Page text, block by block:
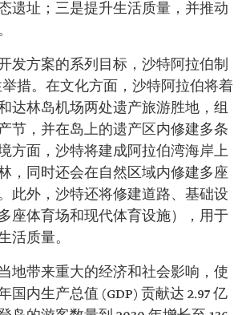
遗址；三是提升生活质量，并推动
发方案的系列目标，沙特阿拉伯制
举措。在文化方面，沙特阿拉伯将着
达林岛机场两处遗产旅游胜地，组
节，并在岛上的遗产区内修建多条
方面，沙特将建成阿拉伯湾海岸上
，同时还会在自然区域内修建多座
此外，沙特还将修建道路、基础设
座体育场和现代体育设施），用于
活质量。
地带来重大的经济和社会影响，使
国内生产总值 (GDP) 贡献达 2.97 亿